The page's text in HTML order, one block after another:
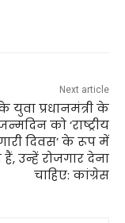
Next article
युवा प्रधानमंत्री के
को ‘राष्ट्रीय
दिवस’ के रूप में
उन्हें रोजगार देना
चाहिए: कांग्रेस